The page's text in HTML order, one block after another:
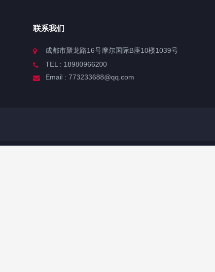
联系我们
成都市聚龙路16号摩尔国际B座10楼1039号
TEL : 18980966200
Email : 773233688@qq.com